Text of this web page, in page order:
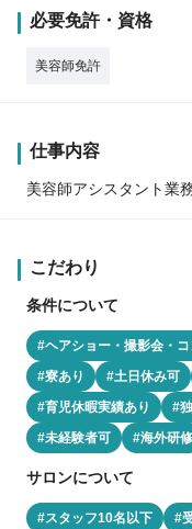
必要免許・資格
美容師免許
仕事内容
美容師アシスタント業
こだわり
条件について
#ヘアショー・撮影会・コ
#寮あり
#土日休み可
#育児休暇実績あり
#
#未経験者可
#海外研修
サロンについて
#スタッフ10名以下 #